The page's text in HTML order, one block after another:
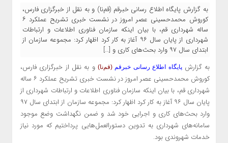
به گزارش پایگاه اطلاع رسانی خبرقم (قم‌نا) و به نقل از خبرگزاری فارس،
کوروش محمدحسینی عصر امروز در نشست خبری تشریح عملکرد ۶
ساله شهرداری قم، با بیان اینکه سازمان فناوری اطلاعات و ارتباطات
شهرداری از پایان سال ۹۶ آغاز به کار کرد اظهار کرد: مجموعه سازمان از
ابتدای سال ۹۷ وارد بحث‌های کاری و […]
به گزارشپایگاه اطلاع رسانی خبرقم (قم‌نا)
و به نقل از خبرگزاری فارس،
کوروش محمدحسینی عصر امروز در نشست خبری تشریح عملکرد ۶ ساله
شهرداری قم، با بیان اینکه سازمان فناوری اطلاعات و ارتباطات شهرداری از
پایان سال ۹۶ آغاز به کار کرد اظهار کرد: مجموعه سازمان از ابتدای سال ۹۷
وارد بحث‌های کاری و اجرایی خود شد و ضمن نگهداشت وضع موجود
سامانه‌های شهرداری به تدوین دستورالعمل‌هایی پرداختیم که مورد نیاز
خدمات شهروندی بود.